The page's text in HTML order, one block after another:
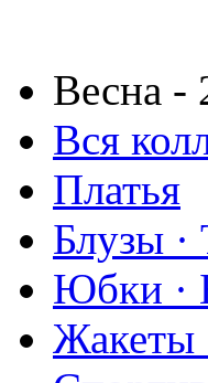
Весна -
Вся
Платья
Блузы ·
Юбки ·
Жакеты